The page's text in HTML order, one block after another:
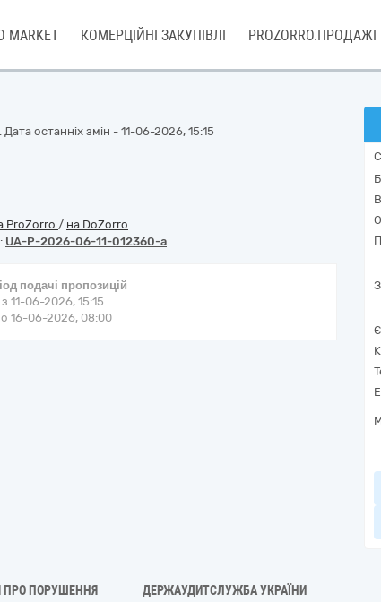
MARKET КОМЕРЦІЙНІ ЗАКУПІВЛІ PROZORRO.ПРОДАЖІ
останніх змін - 11-06-2026, 15:15
ProZorro / на DoZorro
UA-P-2026-06-11-012360-a
подачі пропозицій
з 11-06-2026, 15:15
16-06-2026, 08:00
ПРО ПОРУШЕННЯ ДЕРЖАУДИТСЛУЖБА УКРАЇНИ